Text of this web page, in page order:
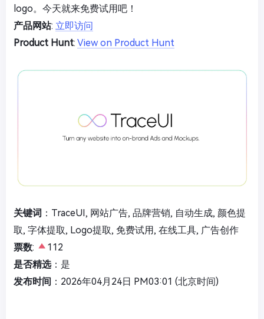
logo。今天就来免费试用吧！
产品网站: 立即访问
Product Hunt: View on Product Hunt
关键词 ：TraceUI, 网站广告, 品牌营销, 自动生成, 颜色提
取, 字体提取, Logo提取, 免费试用, 在线工具, 广告创作
票数:
112
是否精选：是
发布时间 ：2026年04月24日 PM03:01 (北京时间)